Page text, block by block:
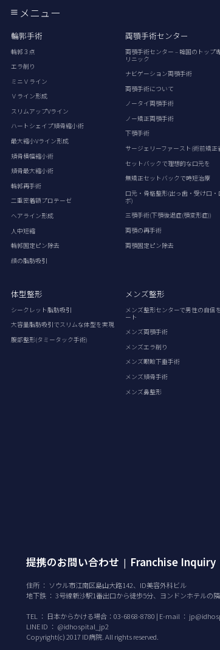
メニュー
輪郭手術
輪郭３点
エラ削り
ミニＶライン
Ｖライン形成
スリムアップVライン
ハートシェイプ頬骨縮小術
最大縮小Vライン形成
頬骨横幅縮小術
頬骨最大縮小術
輪郭再手術
二重密着額プロテーゼ
ヘアライン形成
人中短縮
輪郭固定ピン除去
顔の脂肪吸引
両顎手術センター
両顎手術センター – 韓国のトップ
リニック
ナビゲーション両顎手術
両顎手術について
ノータイ両顎手術
ノー矯正両顎手術
下顎手術
サージェリーファースト(術前矯正
セットバックで理想的な口元を
無矯正セットバックで時短治療
口元・骨格整形(出っ歯・受け口・
ボ)
三顎手術(下顎後退症(顎変形症))
両顎の再手術
両顎固定ピン除去
体型整形
シークレット脂肪吸引
大容量脂肪吸引でスリムな体型を実現
腹部整形(タミータック手術)
メンズ整形
メンズ整形センターで男性の自信
ート
メンズ両顎手術
メンズエラ削り
メンズ眼瞼下垂手術
メンズ頬骨手術
メンズ鼻整形
提携のお問い合わせ | Franchise Inquiry
住所 ： ソウル市江南区島山大路142、ID美容外科ビル
地下鉄 ： 3号線新沙駅1番出口から徒歩5分、ヨンドンホテルの隣
TEL ： 日本からかける場合：03-6868-8780 | E-mail ：
LINE ID ： @idhospital_jp2
Copyright(c) 2017 ID病院. All rights reserved.